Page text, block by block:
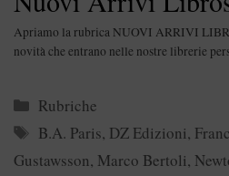
Apriamo la rubrica NUOVI ARRIVI
novità che entrano nelle nostre librerie
Categorie
Rubriche
Tag
B.A. Paris, DZ Edizioni,
Gustawsson, Marco Bertoli,